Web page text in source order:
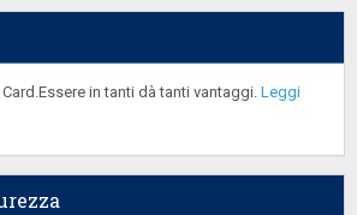
Card.Essere in tanti dà tanti vantaggi. Leggi